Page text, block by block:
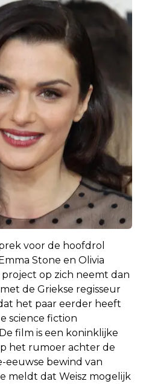
voor de hoofdrol
Stone en Olivia
op zich neemt dan
de Griekse regisseur
het paar eerder heeft
science fiction
film is een koninklijke
het rumoer achter de
eeuwse bewind van
meldt dat Weisz mogelijk